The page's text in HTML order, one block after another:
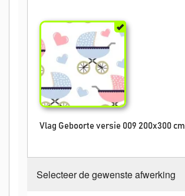
Vlag Geboorte versie 009 200x300 cm
Selecteer de gewenste afwerking